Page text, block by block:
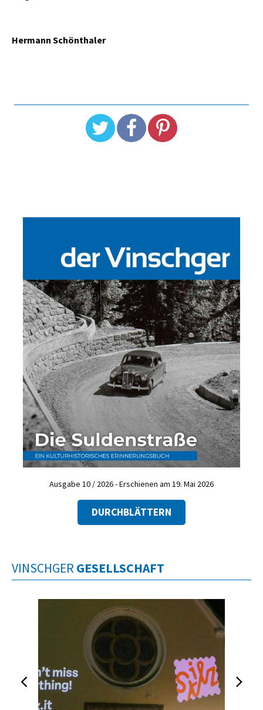
Hermann Schönthaler
Ausgabe 10 / 2026 - Erschienen am 19. Mai 2026
DURCHBLÄTTERN
VINSCHGER GESELLSCHAFT